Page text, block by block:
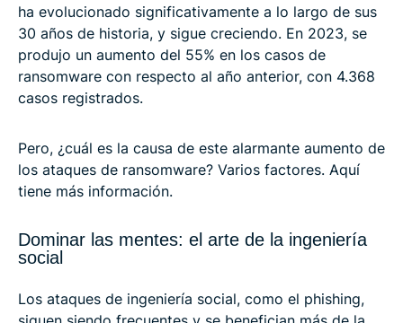
ha evolucionado significativamente a lo largo de sus
30 años de historia, y sigue creciendo. En 2023, se
produjo un aumento del 55% en los casos de
ransomware con respecto al año anterior, con 4.368
casos registrados.
Pero, ¿cuál es la causa de este alarmante aumento de
los ataques de ransomware? Varios factores. Aquí
tiene más información.
Dominar las mentes: el arte de la ingeniería
social
Los ataques de ingeniería social, como el phishing,